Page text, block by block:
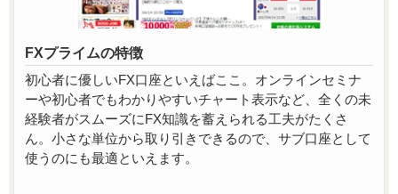
FXプライムの特徴
初心者に優しいFX口座といえばここ。オンラインセミナ
ーや初心者でもわかりやすいチャート表示など、全くの未
経験者がスムーズにFX知識を蓄えられる工夫がたくさ
ん。小さな単位から取り引きできるので、サブ口座として
使うのにも最適といえます。